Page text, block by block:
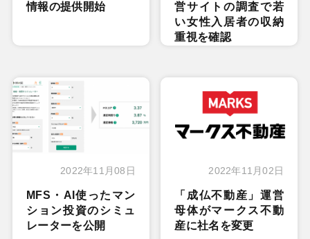
情報の提供開始
営サイトの調査で若
い女性入居者の収納
重視を確認
2022年11月08日
MFS・AI使ったマン
ション投資のシミュ
レーターを公開
2022年11月02日
「成仏不動産」運営
母体がマークス不動
産に社名を変更